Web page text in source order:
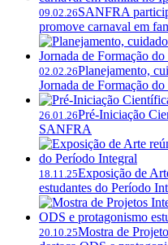
09.02.26SANFRA
promove carnaval em
02.02.26Planejamento,
Jornada de Formação
26.01.26Pré-Iniciação
SANFRA
18.11.25Exposição de
estudantes do Período
20.10.25Mostra de